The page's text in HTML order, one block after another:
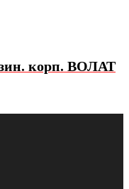
корп. ВОЛАТ